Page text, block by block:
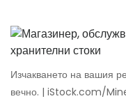
Изчакването на вашия
вечно. | iStock.com/